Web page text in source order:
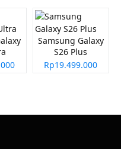
Samsung Galaxy
S26 Plus
Rp19.499.000